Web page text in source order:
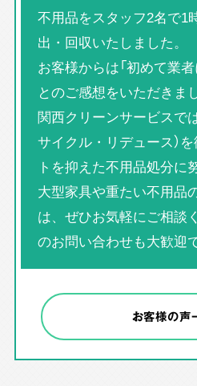
不用品をスタッフ2名で1
出・回収いたしました。
お客様からは「初めて業
とのご感想をいただきま
関西クリーンサービスで
サイクル・リデュース）
トを抑えた不用品処分に
大型家具や重たい不用品
は、ぜひお気軽にご相談
のお問い合わせも大歓迎
お客様の声